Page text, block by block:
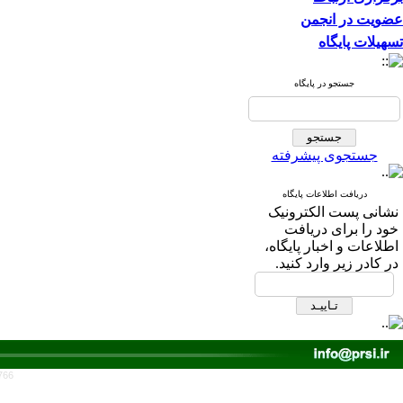
عضویت در انجمن
تسهیلات پایگاه
جستجو در پایگاه
جستجوی پیشرفته
دریافت اطلاعات پایگاه
نشانی پست الکترونیک
خود را برای دریافت
اطلاعات و اخبار پایگاه،
در کادر زیر وارد کنید.